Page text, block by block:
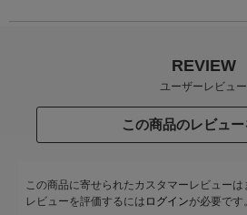
REVIEW
ユーザーレビュー
この商品のレビュー
この商品に寄せられたカスタマーレビューは
レビューを評価するには ログインが必要です。